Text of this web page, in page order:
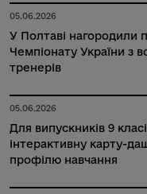
05.06.2026
У Полтаві нагородили
Чемпіонату України з
тренерів
05.06.2026
Для випускників 9
інтерактивну карту-
профілю навчання